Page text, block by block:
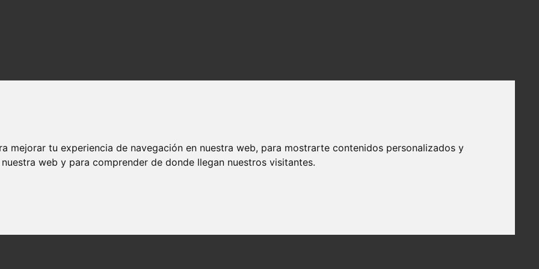
mejorar tu experiencia de navegación en nuestra web, para mostrarte contenidos personalizados y
web y para comprender de donde llegan nuestros visitantes.